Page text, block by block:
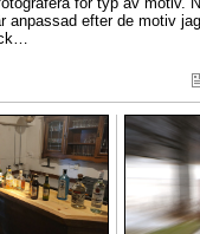
anpassad efter de motiv